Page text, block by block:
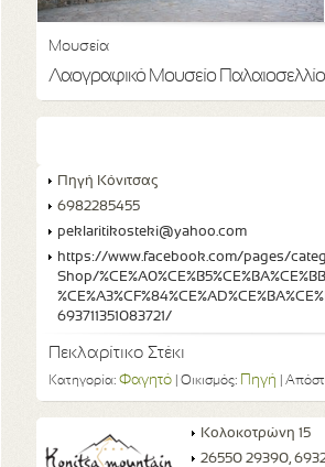
Μουσεία
Λαογραφικό Μουσείο
Πηγή Κόνιτσας
6982285455
peklaritikosteki@yahoo.com
https://www.facebook.com/pages/
Shop/
693711351083721/
Πεκλαρίτικο Στέκι
Κατηγορία: Φαγητό | Οικισμός: Πηγή |
Κολοκοτρώνη 15
26550 29390,